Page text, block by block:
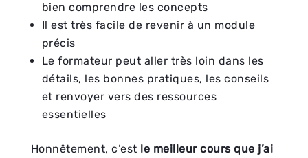
bien comprendre les concepts
Il est très facile de revenir à un module
précis
Le formateur peut aller très loin dans les
détails, les bonnes pratiques, les conseils
et renvoyer vers des ressources
essentielles
Honnêtement, c’est le meilleur cours que j’ai